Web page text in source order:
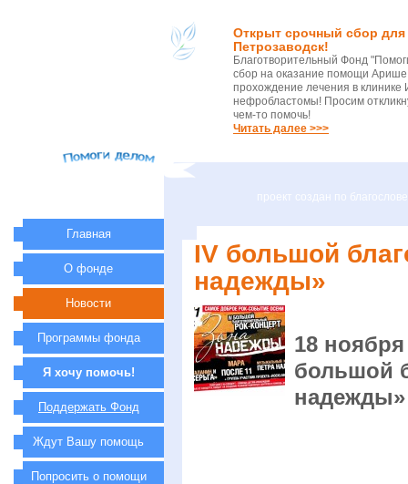
Открыт срочный сбор
Петрозаводск!
Благотворительный Фонд
сбор на оказание помощи Арише
прохождение лечения в клинике
нефробластомы! Просим
чем-то помочь!
Читать далее >>>
проект создан по
IV большой
надежды»
18
большой
надежды»
Главная
О фонде
Новости
Программы фонда
Я хочу помочь!
Поддержать Фонд
Ждут Вашу помощь
Попросить о помощи